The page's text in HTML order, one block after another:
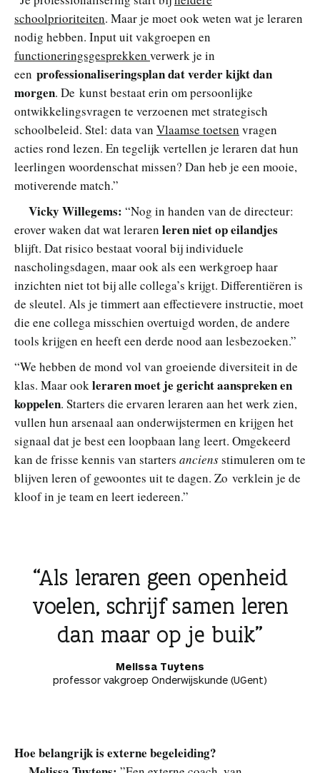
schoolprioriteiten. Maar je moet ook weten wat je leraren
nodig hebben. Input uit vakgroepen en
functioneringsgesprekken verwerk je in
een professionaliseringsplan dat verder kijkt dan
morgen. De kunst bestaat erin om persoonlijke
ontwikkelingsvragen te verzoenen met strategisch
schoolbeleid. Stel: data van Vlaamse toetsen vragen
acties rond lezen. En tegelijk vertellen je leraren dat hun
leerlingen woordenschat missen? Dan heb je een mooie,
motiverende match.”
Vicky Willegems: “Nog in handen van de directeur:
erover waken dat wat leraren leren niet op eilandjes
blijft. Dat risico bestaat vooral bij individuele
nascholingsdagen, maar ook als een werkgroep haar
inzichten niet tot bij alle collega’s krijgt. Differentiëren is
de sleutel. Als je timmert aan effectievere instructie, moet
die ene collega misschien overtuigd worden, de andere
tools krijgen en heeft een derde nood aan lesbezoeken.”
“We hebben de mond vol van groeiende diversiteit in de
klas. Maar ookleraren moet je gericht aanspreken en
koppelen. Starters die ervaren leraren aan het werk zien,
vullen hun arsenaal aan onderwijstermen en krijgen het
signaal dat je best een loopbaan lang leert. Omgekeerd
kan de frisse kennis van starters anciensstimuleren om te
blijven leren of gewoontes uit te dagen. Zo verklein je de
kloof in je team en leert iedereen.”
Als leraren geen openheid
voelen, schrijf samen leren
dan maar op je buik
Melissa Tuytens
professor vakgroep Onderwijskunde (UGent)
Hoe belangrijk is externe begeleiding?